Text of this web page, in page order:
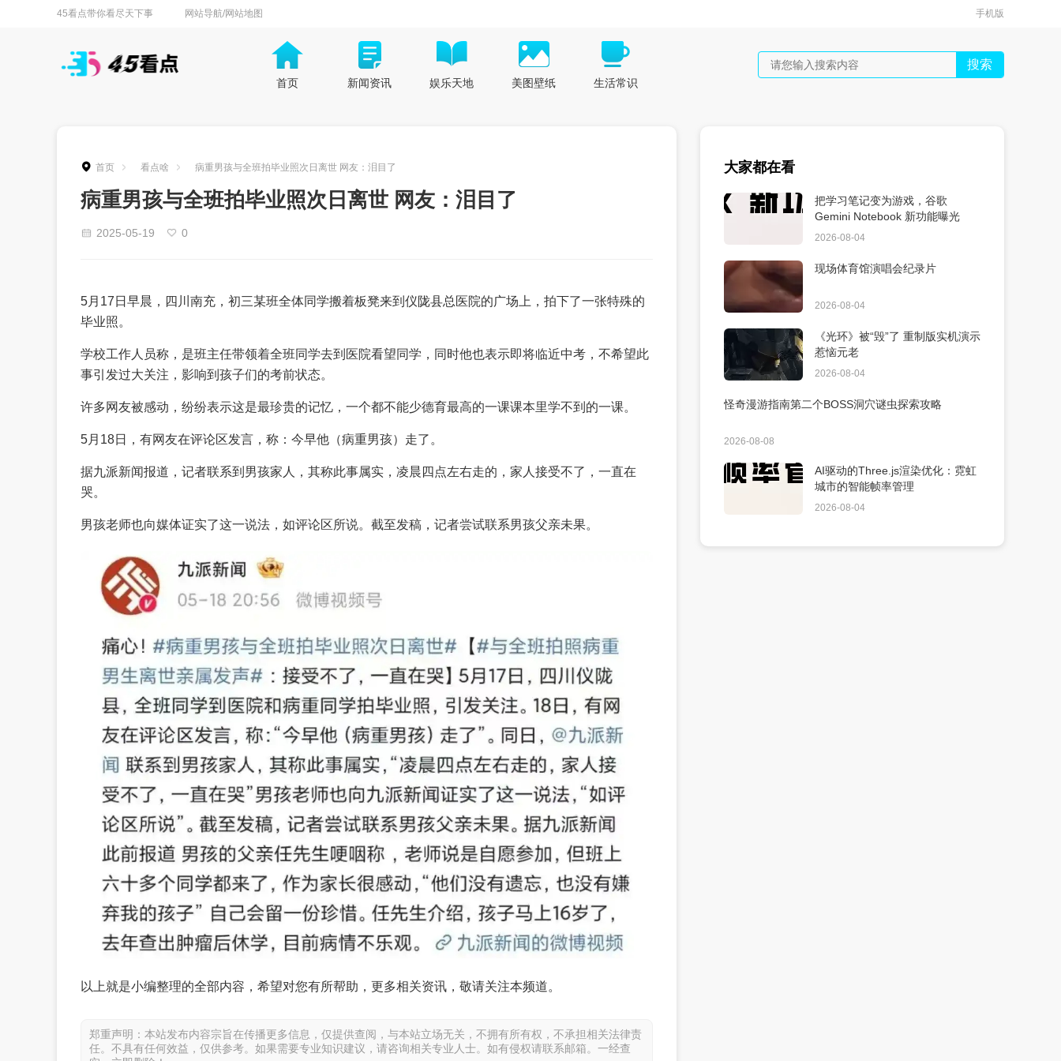
45看点带你看尽天下事 网站导航/网站地图 手机版
首页 新闻资讯 娱乐天地 美图壁纸 生活常识
搜索
首页 看点啥 病重男孩与全班拍毕业照次日离世 网友：泪目了
病重男孩与全班拍毕业照次日离世 网友：泪目了
2025-05-19 0
5月17日早晨，四川南充，初三某班全体同学搬着板凳来到仪陇县总医院的广场上，拍下了一张特殊的
毕业照。
学校工作人员称，是班主任带领着全班同学去到医院看望同学，同时他也表示即将临近中考，不希望此
事引发过大关注，影响到孩子们的考前状态。
许多网友被感动，纷纷表示这是最珍贵的记忆，一个都不能少德育最高的一课课本里学不到的一课。
5月18日，有网友在评论区发言，称：今早他（病重男孩）走了。
据九派新闻报道，记者联系到男孩家人，其称此事属实，凌晨四点左右走的，家人接受不了，一直在
哭。
男孩老师也向媒体证实了这一说法，如评论区所说。截至发稿，记者尝试联系男孩父亲未果。
以上就是小编整理的全部内容，希望对您有所帮助，更多相关资讯，敬请关注本频道。
郑重声明：本站发布内容宗旨在传播更多信息，仅提供查阅，与本站立场无关，不拥有所有权，不承担相关法律责
任。不具有任何效益，仅供参考。如果需要专业知识建议，请咨询相关专业人士。如有侵权请联系邮箱。一经查
大家都在看
把学习笔记变为游戏，谷歌
Gemini Notebook 新功能曝光
2026-08-04
现场体育馆演唱会纪录片
2026-08-04
《光环》被“毁”了 重制版实机演示
惹恼元老
2026-08-04
怪奇漫游指南第二个BOSS洞穴谜虫探索攻略
2026-08-08
AI驱动的Three.js渲染优化：霓虹
城市的智能帧率管理
2026-08-04